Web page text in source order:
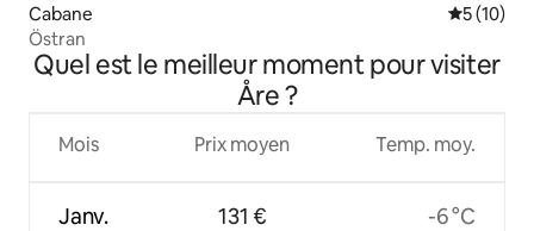
Cabane
5 (10)
Östran
Quel est le meilleur moment pour visiter
Åre ?
Mois
Janv.
Prix moyen
131 €
Temp. moy.
-6 °C